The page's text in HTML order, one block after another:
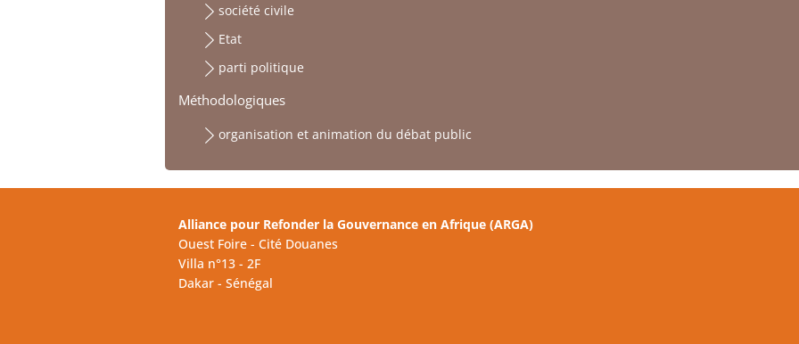
société civile
Etat
parti politique
Méthodologiques
organisation et animation du débat public
Alliance pour Refonder la Gouvernance en Afrique (ARGA)
Ouest Foire - Cité Douanes
Villa n°13 - 2F
Dakar - Sénégal